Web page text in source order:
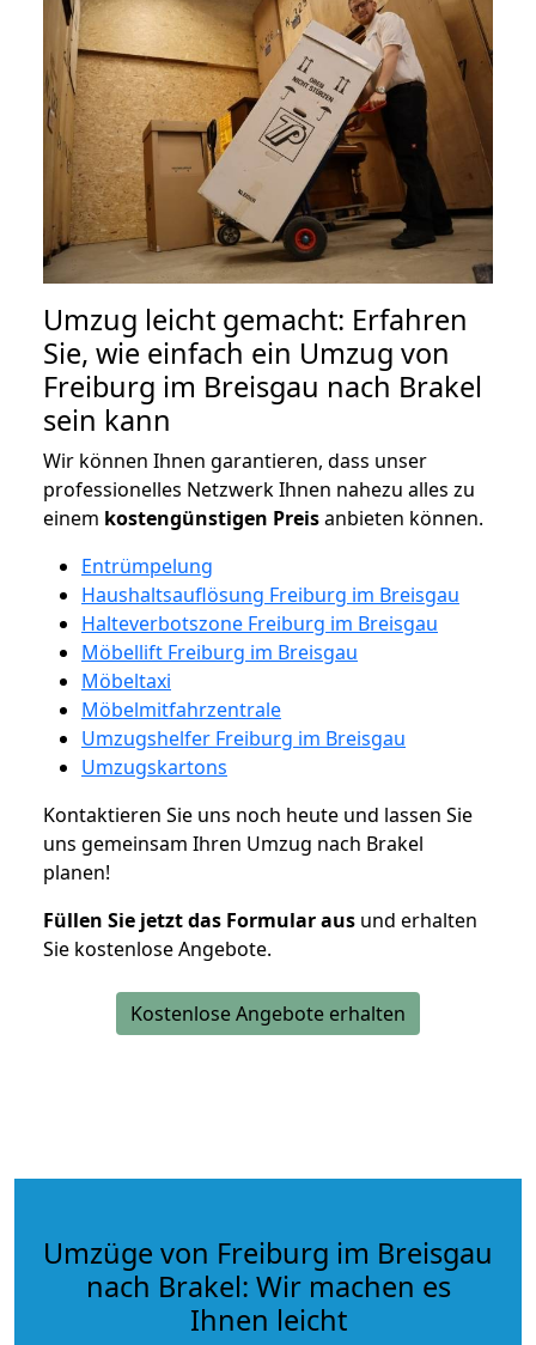
Umzug leicht gemacht: Erfahren
Sie, wie einfach ein Umzug von
Freiburg im Breisgau nach Brakel
sein kann
Wir können Ihnen garantieren, dass unser
professionelles Netzwerk Ihnen nahezu alles zu
einem kostengünstigen Preisanbieten können.
Entrümpelung
Haushaltsauflösung Freiburg im Breisgau
Halteverbotszone Freiburg im Breisgau
Möbellift Freiburg im Breisgau
Möbeltaxi
Möbelmitfahrzentrale
Umzugshelfer Freiburg im Breisgau
Umzugskartons
Kontaktieren Sie uns noch heute und lassen Sie
uns gemeinsam Ihren Umzug nach Brakel
planen!
Füllen Sie jetzt das Formular aus und erhalten
Sie kostenlose Angebote.
Kostenlose Angebote erhalten
Umzüge von Freiburg im Breisgau
nach Brakel: Wir machen es
Ihnen leicht